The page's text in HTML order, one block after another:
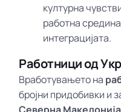
културна
работна средина
интеграцијата.
Работници од
Вработувањето на
бројни придобивки и